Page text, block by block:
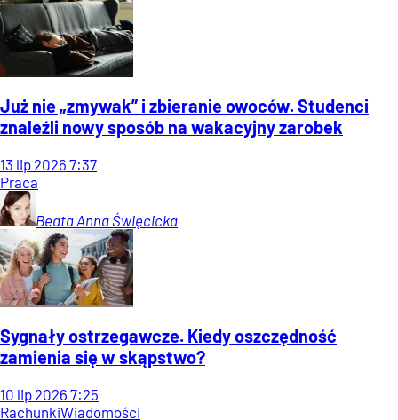
Już nie „zmywak” i zbieranie owoców. Studenci
znaleźli nowy sposób na wakacyjny zarobek
13 lip 2026 7:37
Praca
Beata Anna Święcicka
Sygnały ostrzegawcze. Kiedy oszczędność
zamienia się w skąpstwo?
10 lip 2026 7:25
RachunkiWiadomości